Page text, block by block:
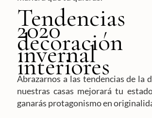
2020
decoración
interiores
Abrazarnos a las tendencias de la
nuestras casas mejorará tu
ganarás protagonismo en